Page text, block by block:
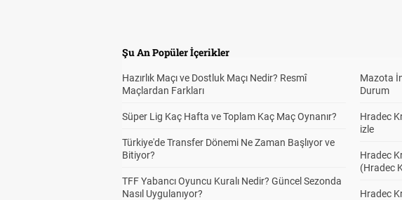
Şu An Popüler İçerikler
Hazırlık Maçı ve Dostluk Maçı Nedir? Resmî
Maçlardan Farkları
Süper Lig Kaç Hafta ve Toplam Kaç Maç Oynanır?
Türkiye'de Transfer Dönemi Ne Zaman Başlıyor ve
Bitiyor?
TFF Yabancı Oyuncu Kuralı Nedir? Güncel Sezonda
Nasıl Uygulanıyor?
Mazota
Durum
Hradec
izle
Hradec
(Hradec
Hradec